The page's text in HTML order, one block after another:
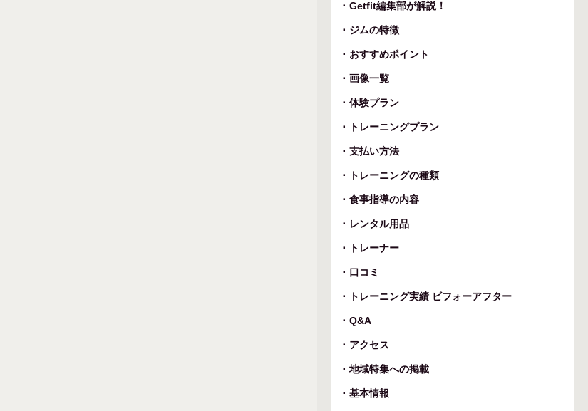
Getfit編集部が解説！
ジムの特徴
おすすめポイント
画像一覧
体験プラン
トレーニングプラン
支払い方法
トレーニングの種類
食事指導の内容
レンタル用品
トレーナー
口コミ
トレーニング実績 ビフォーアフター
Q&A
アクセス
地域特集への掲載
基本情報